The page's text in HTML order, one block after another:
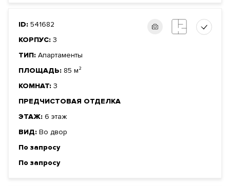
ID: 541682
КОРПУС: 3
ТИП: Апартаменты
ПЛОЩАДЬ: 85 м²
КОМНАТ: 3
ПРЕДЧИСТОВАЯ ОТДЕЛКА
ЭТАЖ: 6 этаж
ВИД: Во двор
По запросу
По запросу